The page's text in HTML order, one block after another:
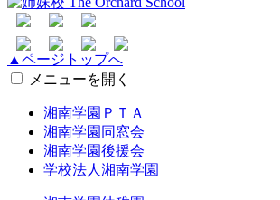
▲ページトップへ
メニューを開く
湘南学園ＰＴＡ
湘南学園同窓会
湘南学園後援会
学校法人湘南学園